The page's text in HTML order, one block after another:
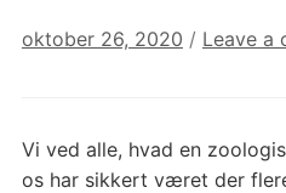
oktober 26, 2020 / Leave a
Vi ved alle, hvad en
os har sikkert været der